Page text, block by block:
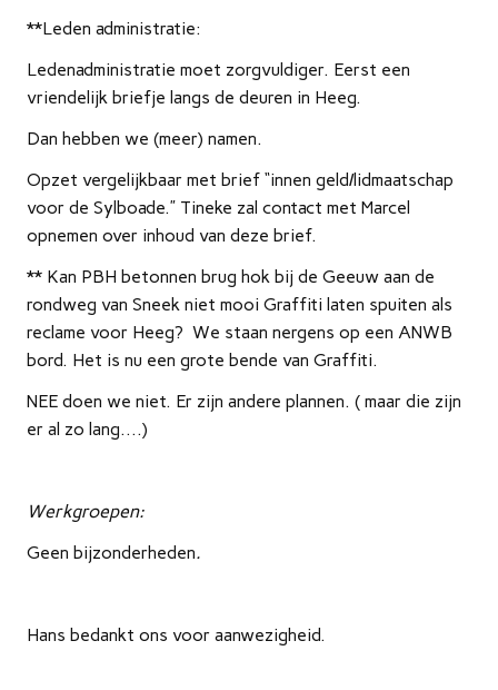
**Leden administratie:
Ledenadministratie moet zorgvuldiger. Eerst een
vriendelijk briefje langs de deuren in Heeg.
Dan hebben we (meer) namen.
Opzet vergelijkbaar met brief “innen geld/lidmaatschap
voor de Sylboade.” Tineke zal contact met Marcel
opnemen over inhoud van deze brief.
** Kan PBH betonnen brug hok bij de Geeuw aan de
rondweg van Sneek niet mooi Graffiti laten spuiten als
reclame voor Heeg? We staan nergens op een ANWB
bord. Het is nu een grote bende van Graffiti.
NEE doen we niet. Er zijn andere plannen. ( maar die zijn
er al zo lang….)
Werkgroepen:
Geen bijzonderheden.
Hans bedankt ons voor aanwezigheid.